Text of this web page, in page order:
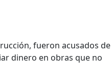
fueron acusados de
dinero en obras que no